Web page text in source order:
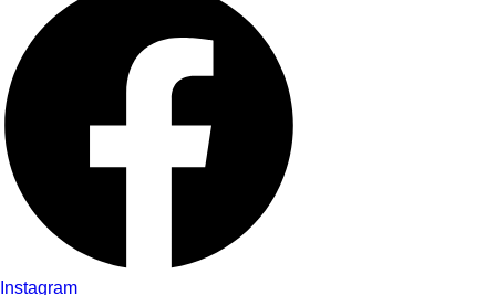
Instagram